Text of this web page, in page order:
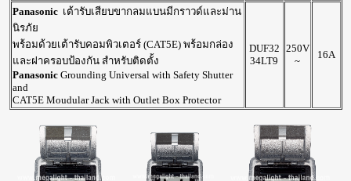
Panasonicเต้ารับเสียบขากลมแบนมีกราวด์และม่าน
นิรภัย
พร้อมด้วยเต้ารับคอมพิวเตอร์ (CAT5E) พร้อมกล่อง
และฝาครอบป้องกัน สำหรับติดตั้ง
PanasonicGrounding Universal with Safety Shutter
and
CAT5E Moudular Jack with Outlet Box Protector
DUF32
34LT9
250V
~
16A